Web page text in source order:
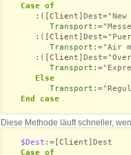
Case of
:( [Clie
Transport
:( [Clie
Transport :="Air
:( [Clie
Transport
Else
Transport
End case
Diese Methode läuft schneller,
$Dest :=[Client]Dest
Case of